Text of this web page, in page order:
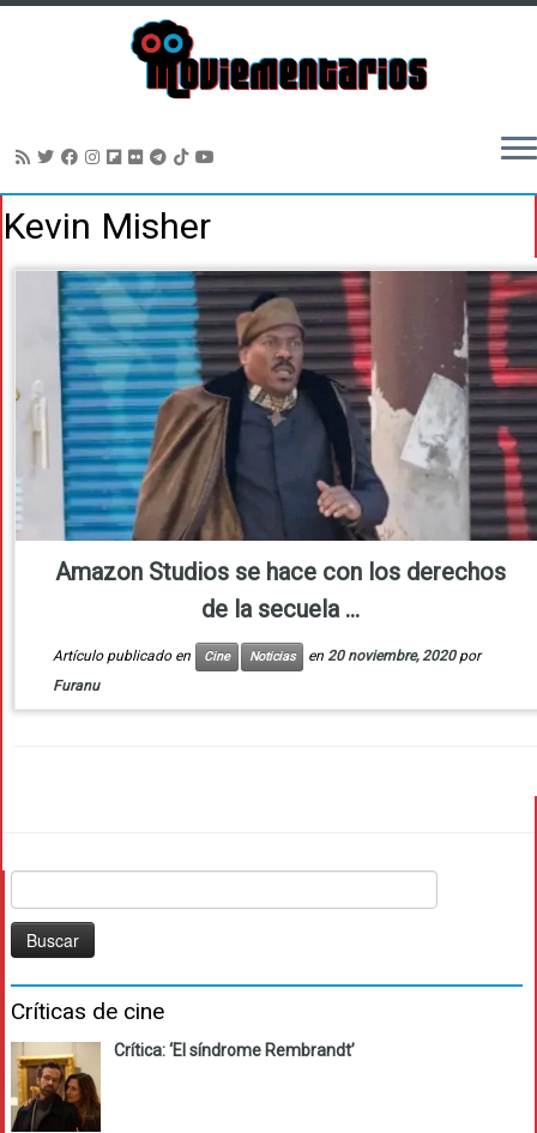
alKevin Misher
Amazon Studios se hace con los derechos
de la secuela ...
Artículo publicado en Cine Noticias en 20 noviembre, 2020 por
Furanu
Críticas de cine
Crítica: ‘El síndrome Rembrandt’